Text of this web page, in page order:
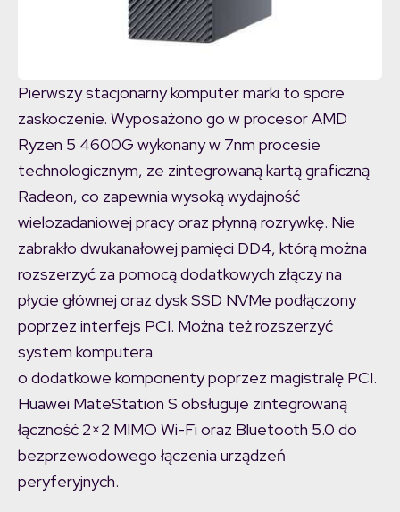
Pierwszy stacjonarny komputer marki to spore
zaskoczenie. Wyposażono go w procesor AMD
Ryzen 5 4600G wykonany w 7nm procesie
technologicznym, ze zintegrowaną kartą graficzną
Radeon, co zapewnia wysoką wydajność
wielozadaniowej pracy oraz płynną rozrywkę. Nie
zabrakło dwukanałowej pamięci DD4, którą można
rozszerzyć za pomocą dodatkowych złączy na
płycie głównej oraz dysk SSD NVMe podłączony
poprzez interfejs PCI. Można też rozszerzyć
system komputera
o dodatkowe komponenty poprzez magistralę PCI.
Huawei MateStation S obsługuje zintegrowaną
łączność 2×2 MIMO Wi-Fi oraz Bluetooth 5.0 do
bezprzewodowego łączenia urządzeń
peryferyjnych.